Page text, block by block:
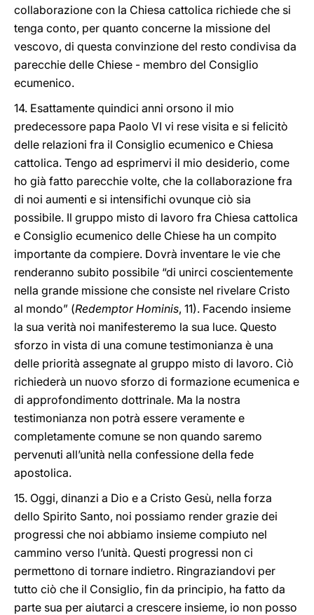
collaborazione con la Chiesa cattolica richiede che si
tenga conto, per quanto concerne la missione del
vescovo, di questa convinzione del resto condivisa da
parecchie delle Chiese - membro del Consiglio
ecumenico.
14. Esattamente quindici anni orsono il mio
predecessore papa Paolo VI vi rese visita e si felicitò
delle relazioni fra il Consiglio ecumenico e Chiesa
cattolica. Tengo ad esprimervi il mio desiderio, come
ho già fatto parecchie volte, che la collaborazione fra
di noi aumenti e si intensifichi ovunque ciò sia
possibile. Il gruppo misto di lavoro fra Chiesa cattolica
e Consiglio ecumenico delle Chiese ha un compito
importante da compiere. Dovrà inventare le vie che
renderanno subito possibile “di unirci coscientemente
nella grande missione che consiste nel rivelare Cristo
al mondo” (Redemptor Hominis, 11). Facendo insieme
la sua verità noi manifesteremo la sua luce. Questo
sforzo in vista di una comune testimonianza è una
delle priorità assegnate al gruppo misto di lavoro. Ciò
richiederà un nuovo sforzo di formazione ecumenica e
di approfondimento dottrinale. Ma la nostra
testimonianza non potrà essere veramente e
completamente comune se non quando saremo
pervenuti all’unità nella confessione della fede
apostolica.
15. Oggi, dinanzi a Dio e a Cristo Gesù, nella forza
dello Spirito Santo, noi possiamo render grazie dei
progressi che noi abbiamo insieme compiuto nel
cammino verso l’unità. Questi progressi non ci
permettono di tornare indietro. Ringraziandovi per
tutto ciò che il Consiglio, fin da principio, ha fatto da
parte sua per aiutarci a crescere insieme, io non posso